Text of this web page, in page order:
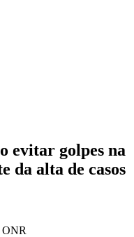
evitar golpes na
da alta de casos
ONR